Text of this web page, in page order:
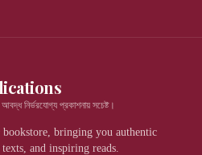
নির্ভরযোগ্য প্রকাশনায় সচেষ্ট।
bringing you authentic
and inspiring reads.